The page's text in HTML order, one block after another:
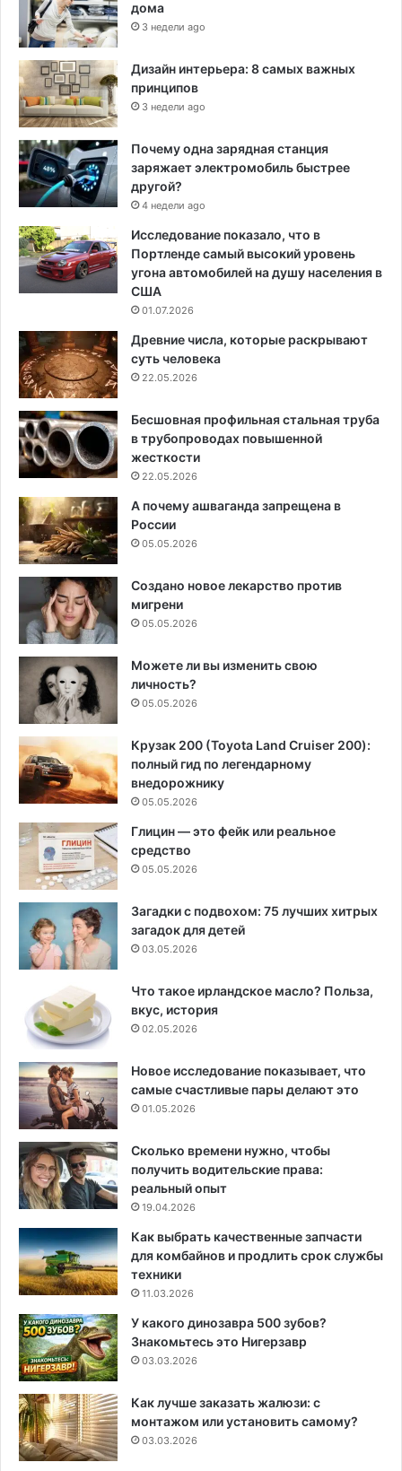
дома
3 недели ago
Дизайн интерьера: 8 самых важных
принципов
3 недели ago
Почему одна зарядная станция
заряжает электромобиль быстрее
другой?
4 недели ago
Исследование показало, что в
Портленде самый высокий уровень
угона автомобилей на душу населения в
США
01.07.2026
Древние числа, которые раскрывают
суть человека
22.05.2026
Бесшовная профильная стальная труба
в трубопроводах повышенной
жесткости
22.05.2026
А почему ашваганда запрещена в
России
05.05.2026
Создано новое лекарство против
мигрени
05.05.2026
Можете ли вы изменить свою
личность?
05.05.2026
Крузак 200 (Toyota Land Cruiser 200):
полный гид по легендарному
внедорожнику
05.05.2026
Глицин — это фейк или реальное
средство
05.05.2026
Загадки с подвохом: 75 лучших хитрых
загадок для детей
03.05.2026
Что такое ирландское масло? Польза,
вкус, история
02.05.2026
Новое исследование показывает, что
самые счастливые пары делают это
01.05.2026
Сколько времени нужно, чтобы
получить водительские права:
реальный опыт
19.04.2026
Как выбрать качественные запчасти
для комбайнов и продлить срок службы
техники
11.03.2026
У какого динозавра 500 зубов?
Знакомьтесь это Нигерзавр
03.03.2026
Как лучше заказать жалюзи: с
монтажом или установить самому?
03.03.2026